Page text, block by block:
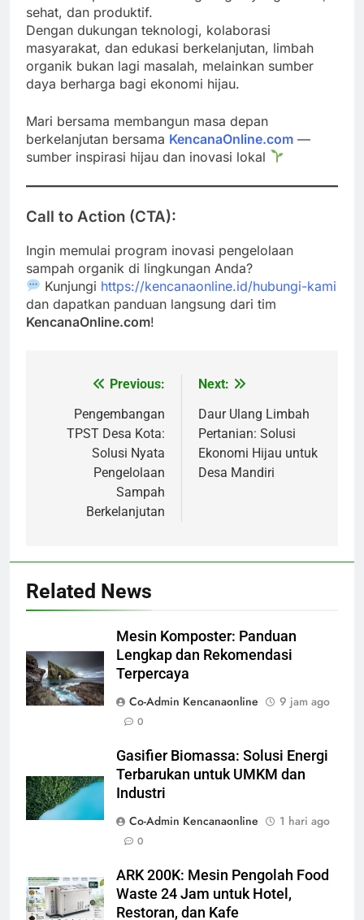
sehat, dan produktif.
Dengan dukungan teknologi, kolaborasi
masyarakat, dan edukasi berkelanjutan, limbah
organik bukan lagi masalah, melainkan sumber
daya berharga bagi ekonomi hijau.
Mari bersama membangun masa depan
berkelanjutan bersama KencanaOnline.com —
sumber inspirasi hijau dan inovasi lokal
Call to Action (CTA):
Ingin memulai program inovasi pengelolaan
sampah organik di lingkungan Anda?
Kunjungi https://kencanaonline.id/hubungi-kami
dan dapatkan panduan langsung dari tim
KencanaOnline.com!
NavigasiPrevious:
Pengembangan
TPST Desa Kota:
Solusi Nyata
Pengelolaan
Sampah
Berkelanjutan
Next:
Daur Ulang Limbah
Pertanian: Solusi
Ekonomi Hijau untuk
Desa Mandiri
Related News
Mesin Komposter: Panduan
Lengkap dan Rekomendasi
Terpercaya
Co-Admin Kencanaonline
9 jam ago
0
Gasifier Biomassa: Solusi Energi
Terbarukan untuk UMKM dan
Industri
Co-Admin Kencanaonline
1 hari ago
0
ARK 200K: Mesin Pengolah Food
Waste 24 Jam untuk Hotel,
Restoran, dan Kafe